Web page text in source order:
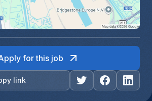
link
for this job